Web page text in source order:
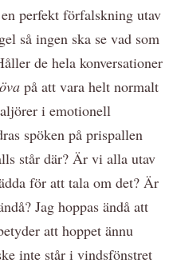
perfekt förfalskning utav
så ingen ska se vad som
de hela konversationer
öva på att vara helt normalt
i emotionell
spöken på prispallen
står där? Är vi alla utav
för att tala om det? Är
Jag hoppas ändå att
att hoppet ännu
inte står i vindsfönstret